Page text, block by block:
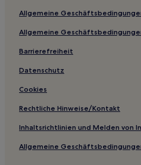
Hotels mit Fitnessbereich in St.
Haustierfreundliche in Willmar
Business in Willmar
Allgemeine
Allgemeine
Barrierefreiheit
Datenschutz
Cookies
Rechtliche Hinweise/Kontakt
Inhaltsrichtlinien und Melden von
Allgemeine